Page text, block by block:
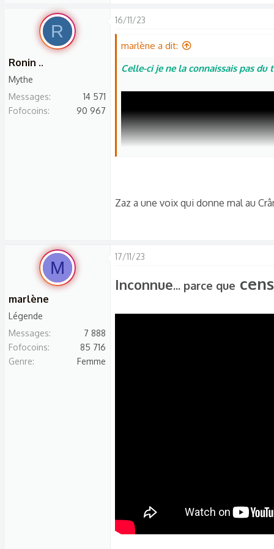
s
é
c
o
n
s
R
Ronin ..
Mythe
Messages
14 571
Fofocoins
90 967
16/11/23
marlène a dit:
Celle-ci je ne la connaissais pas
Zaz a une voix qui donne mal au
M
marlène
Légende
Messages
7 888
Fofocoins
85 716
Genre
Femme
17/11/23
Inconnue... parce que